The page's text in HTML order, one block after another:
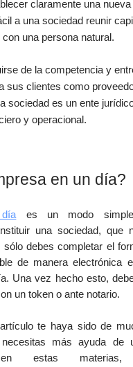
claramente una
a una sociedad reunir
una persona natural.
de la competencia y
sus clientes como
sociedad es un ente
y operacional.
en un día?
día es un modo
una sociedad, que
sólo debes completar el
de manera electrónica
Una vez hecho esto,
un token o ante notario.
te haya sido de
más ayuda de
en estas